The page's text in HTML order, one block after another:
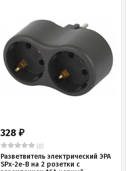
328 ₽
(0)
Разветвитель электрический ЭРА
SPx-2e-B на 2 розетки с